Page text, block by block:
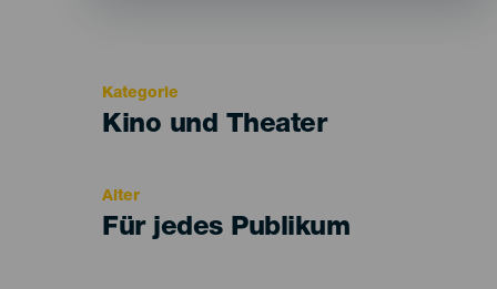
Kategorie
Categoría
Kino und Theater
Alter
Edad
Für jedes Publikum